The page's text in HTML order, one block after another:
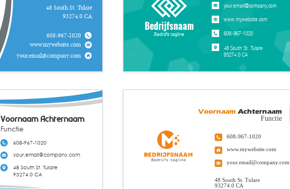
608-967-1020
www.mywebsite.com
your.email@company.com
48 South St. Tulare
93274.0 CA
608-967-1020
48 South St. Tulare
93274.0 CA
www.mywebsite.com
your.email@company.com
Bedrijfsnaam
Bedrijfs tagline
608-967-1020
your.email@company.com
48 South St. Tulare
93274.0 CA
Functie
Voornaam Achternaam
608-967-1020
www.mywebsite.com
your.email@company.com
48 South St. Tulare
93274.0 CA
Functie
VoornaamAchternaam
Bedrijfsnaam
Bedrijfs tagline